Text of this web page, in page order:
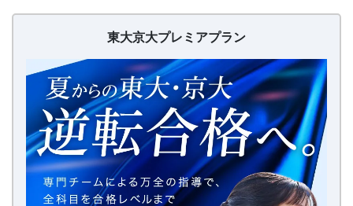
京
東大京大プレミアプラン